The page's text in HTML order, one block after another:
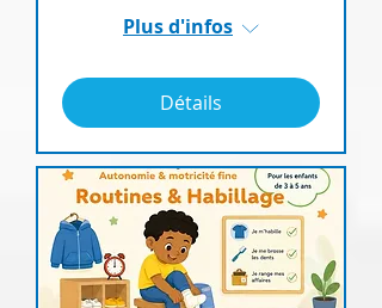
Plus d'infos
Détails